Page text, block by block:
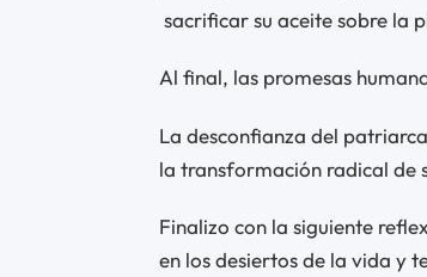
sacrificar su aceite sobre la
Al final, las promesas
La desconfianza del
la transformación radical de
Finalizo con la siguiente
en los desiertos de la vida y